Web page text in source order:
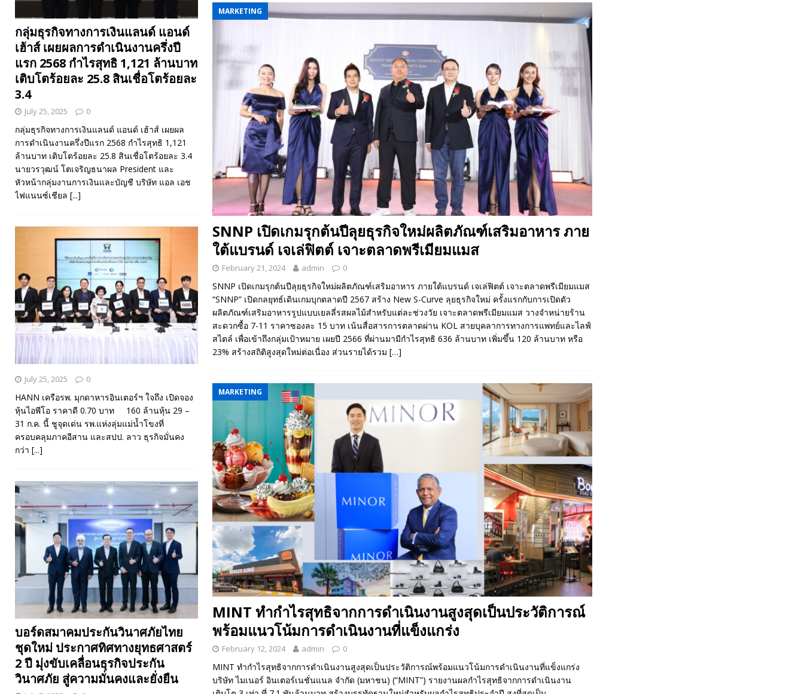
MARKETING
SNNP เปิดเกมรุกต้นปีลุยธุรกิจใหม่ผลิตภัณฑ์เสริมอาหาร ภาย
ใต้แบรนด์ เจเล่ฟิตต์ เจาะตลาดพรีเมียมแมส
February 21, 2024 admin 0
SNNP เปิดเกมรุกต้นปีลุยธุรกิจใหม่ผลิตภัณฑ์เสริมอาหาร ภายใต้แบรนด์ เจเล่ฟิตต์ เจาะตลาดพรีเมียมแมส
“SNNP” เปิดกลยุทธ์เดินเกมบุกตลาดปี 2567 สร้าง New S-Curve ลุยธุรกิจใหม่ ครั้งแรกกับการเปิดตัว
ผลิตภัณฑ์เสริมอาหารรูปแบบเยลลี่รสผลไม้สำหรับแต่ละช่วงวัย เจาะตลาดพรีเมียมแมส วางจำหน่ายร้าน
สะดวกซื้อ 7-11 ราคาซองละ 15 บาท เน้นสื่อสารการตลาดผ่าน KOL สายบุคลาการทางการแพทย์และไลฟ์
สไตล์ เพื่อเข้าถึงกลุ่มเป้าหมาย เผยปี 2566 ที่ผ่านมามีกำไรสุทธิ 636 ล้านบาท เพิ่มขึ้น 120 ล้านบาท หรือ
23% สร้างสถิติสูงสุดใหม่ต่อเนื่อง ส่วนรายได้รวม […]
MARKETING
MINT ทำกำไรสุทธิจากการดำเนินงานสูงสุดเป็นประวัติการณ์
พร้อมแนวโน้มการดำเนินงานที่แข็งแกร่ง
February 12, 2024 admin 0
MINT ทำกำไรสุทธิจากการดำเนินงานสูงสุดเป็นประวัติการณ์พร้อมแนวโน้มการดำเนินงานที่แข็งแกร่ง
บริษัท ไมเนอร์ อินเตอร์เนชั่นแนล จำกัด (มหาชน) (“MINT”) รายงานผลกำไรสุทธิจากการดำเนินงาน
กลุ่มธุรกิจทางการเงินแลนด์ แอนด์
เฮ้าส์ เผยผลการดำเนินงานครึ่งปี
แรก 2568 กำไรสุทธิ 1,121 ล้านบาท
เติบโตร้อยละ 25.8 สินเชื่อโตร้อยละ
3.4
July 25, 2025 0
กลุ่มธุรกิจทางการเงินแลนด์ แอนด์ เฮ้าส์ เผยผล
การดำเนินงานครึ่งปีแรก 2568 กำไรสุทธิ 1,121
ล้านบาท เติบโตร้อยละ 25.8 สินเชื่อโตร้อยละ 3.4
นายวรวุฒน์ โตเจริญธนาผล President และ
หัวหน้ากลุ่มงานการเงินและบัญชี บริษัท แอล เอช
ไฟแนนซ์เชียล [...]
July 25, 2025 0
HANN เครือรพ. มุกดาหารอินเตอร์ฯ ใจถึง เปิดจอง
หุ้นไอพีโอ ราคาดี 0.70 บาท 160 ล้านหุ้น 29 –
31 ก.ค. นี้ ชูจุดเด่น รพ.แห่งลุ่มแม่น้ำโขงที่
ครอบคลุมภาคอีสาน และสปป. ลาว ธุรกิจมั่นคง
กว่า [...]
บอร์ดสมาคมประกันวินาศภัยไทย
ชุดใหม่ ประกาศทิศทางยุทธศาสตร์
2 ปี มุ่งขับเคลื่อนธุรกิจประกัน
วินาศภัย สู่ความมั่นคงและยั่งยืน